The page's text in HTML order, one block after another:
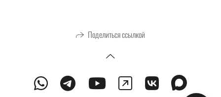
Поделиться ссылкой